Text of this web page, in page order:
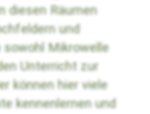
diesen Räumen
und
Mikrowelle
Unterricht zur
können hier viele
kennenlernen und